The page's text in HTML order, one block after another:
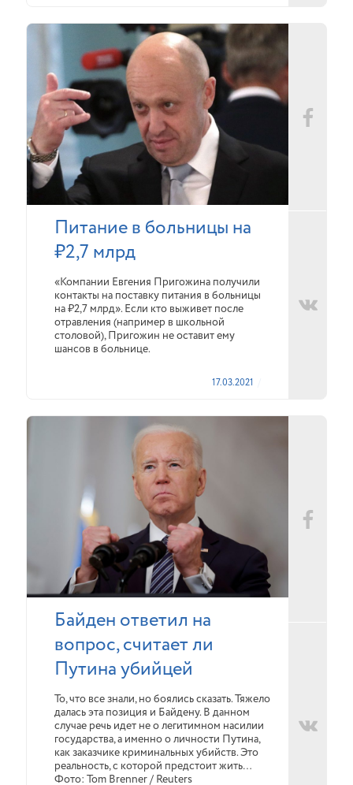
Питание в больницы на
₽2,7 млрд
«Компании Евгения Пригожина получили
контакты на поставку питания в больницы
на ₽2,7 млрд». Если кто выживет после
отравления (например в школьной
столовой), Пригожин не оставит ему
шансов в больнице.
17.03.2021
Байден ответил на
вопрос, считает ли
Путина убийцей
То, что все знали, но боялись сказать. Тяжело
далась эта позиция и Байдену. В данном
случае речь идет не о легитимном насилии
государства, а именно о личности Путина,
как заказчике криминальных убийств. Это
реальность, с которой предстоит жить…
Фото: Tom Brenner / Reuters